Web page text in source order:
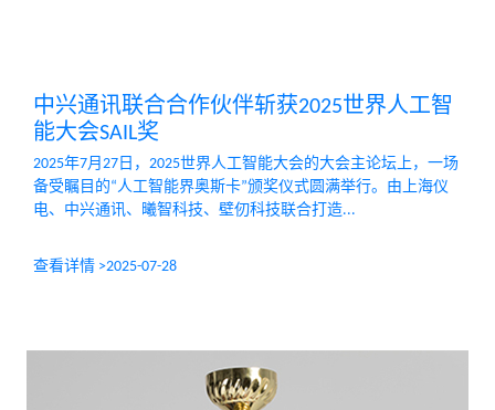
中兴通讯联合合作伙伴斩获2025世界人工智
能大会SAIL奖
2025年7月27日，2025世界人工智能大会的大会主论坛上，一场
备受瞩目的“人工智能界奥斯卡”颁奖仪式圆满举行。由上海仪
电、中兴通讯、曦智科技、壁仞科技联合打造...
查看详情 >2025-07-28